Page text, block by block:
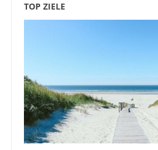
TOP ZIELE